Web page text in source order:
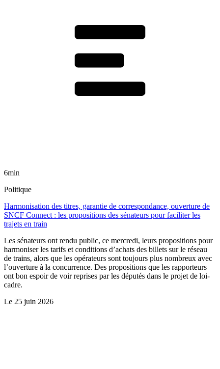
6min
Politique
Harmonisation des titres, garantie de correspondance, ouverture de
SNCF Connect : les propositions des sénateurs pour faciliter les
trajets en train
Les sénateurs ont rendu public, ce mercredi, leurs propositions pour
harmoniser les tarifs et conditions d’achats des billets sur le réseau
de trains, alors que les opérateurs sont toujours plus nombreux avec
l’ouverture à la concurrence. Des propositions que les rapporteurs
ont bon espoir de voir reprises par les députés dans le projet de loi-
cadre.
Le 25 juin 2026